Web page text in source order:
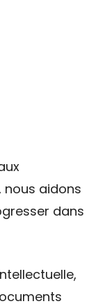
nous aidons
dans